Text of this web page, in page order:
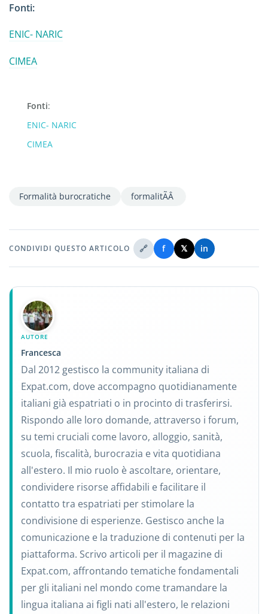
Fonti:
ENIC- NARIC
CIMEA
Fonti:
ENIC- NARIC
CIMEA
Formalità burocratiche formalitÃÂ
CONDIVIDI QUESTO ARTICOLO 🔗 f 𝕏 in
AUTORE
Francesca
Dal 2012 gestisco la community italiana di
Expat.com, dove accompagno quotidianamente
italiani già espatriati o in procinto di trasferirsi.
Rispondo alle loro domande, attraverso i forum,
su temi cruciali come lavoro, alloggio, sanità,
scuola, fiscalità, burocrazia e vita quotidiana
all'estero. Il mio ruolo è ascoltare, orientare,
condividere risorse affidabili e facilitare il
contatto tra espatriati per stimolare la
condivisione di esperienze. Gestisco anche la
comunicazione e la traduzione di contenuti per la
piattaforma. Scrivo articoli per il magazine di
Expat.com, affrontando tematiche fondamentali
per gli italiani nel mondo come tramandare la
lingua italiana ai figli nati all'estero, le relazioni